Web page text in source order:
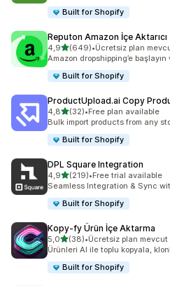
Built for Shopify
Reputon Amazon İçe Aktarıcı
4,95 yıldız üzerinden
(649)
toplam 649 değerlendirme
•Ücretsiz plan
Amazon dropshipping’e
Built for Shopify
ProductUpload.ai Copy
4,85 yıldız üzerinden
(32)
toplam 32 değerlendirme
•Free plan available
Bulk import products from any
Built for Shopify
DPL Square Integration
4,95 yıldız üzerinden
(219)
toplam 219 değerlendirme
•Free trial available
Seamless Integration & Sync
Built for Shopify
Kopy‑fy Ürün İçe Aktarma
5,05 yıldız üzerinden
(38)
toplam 38 değerlendirme
•Ücretsiz plan mevcut
Ürünleri AI ile toplu kopyala,
Built for Shopify